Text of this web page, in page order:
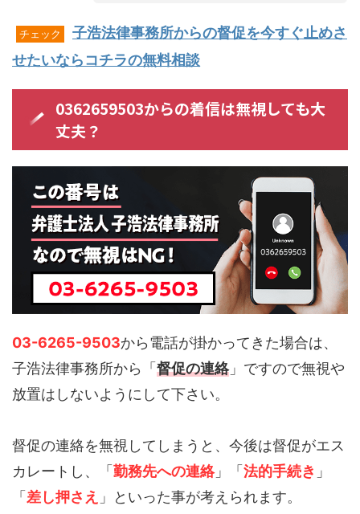
チェック
子浩法律事務所からの督促を今すぐ止めさ
せたいならコチラの無料相談
0362659503からの着信は無視しても大
丈夫？
03-6265-9503から電話が掛かってきた場合は、
子浩法律事務所から「 督促の連絡」ですので無視や
放置はしないようにして下さい。
督促の連絡を無視してしまうと、今後は督促がエス
カレートし、「 勤務先への連絡」「 法的手続き 」
「 差し押さえ 」といった事が考えられます。